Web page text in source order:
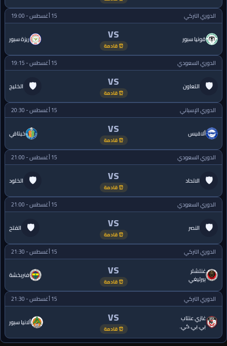
الدوري التركي 15 أغسطس - 19:00
قونيا سبور VS
⏰ قادمة
ريزة سبور
الدوري السعودي 15 أغسطس - 19:15
🛡 التعاون VS
⏰ قادمة
الخليج 🛡
الدوري الإسباني 15 أغسطس - 20:30
ألافيس VS
⏰ قادمة
خيتافي
الدوري السعودي 15 أغسطس - 21:00
🛡 الاتحاد VS
⏰ قادمة
الخلود 🛡
الدوري السعودي 15 أغسطس - 21:00
🛡 النصر VS
⏰ قادمة
الفتح 🛡
الدوري التركي
15 أغسطس - 21:30
غنتشلر
بيرليغي
VS
⏰ قادمة
فنربخشة
الدوري التركي
15 أغسطس - 21:30
غازي عنتاب
بي.بي.كي.
VS
⏰ قادمة
ألانيا سبور